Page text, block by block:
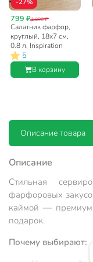
-27%
799 ₽1 090 ₽
Салатник фарфор,
круглый, 18х7 см,
0.8 л, Inspiration
Золотой цветок,
Lefard, 422-122
5
В корзину
Описание товара
Описание
Стильная
фарфоровых
каймой —
подарок.
Почему выбирают: